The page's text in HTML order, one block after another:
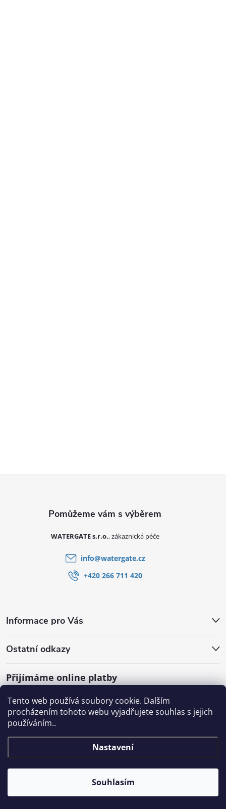
Tento web používá soubory cookie. Dalším
procházením tohoto webu vyjadřujete souhlas s jejich
používáním..
Nastavení
Souhlasím
Informace pro Vás
Ostatní odkazy
Přijímáme online platby
WATERGATE s.r.o.
info@watergate.cz
+420 266 711 420
Copyright 2026SHOP.WATERGATE.cz. Všechna práva vyhrazena.